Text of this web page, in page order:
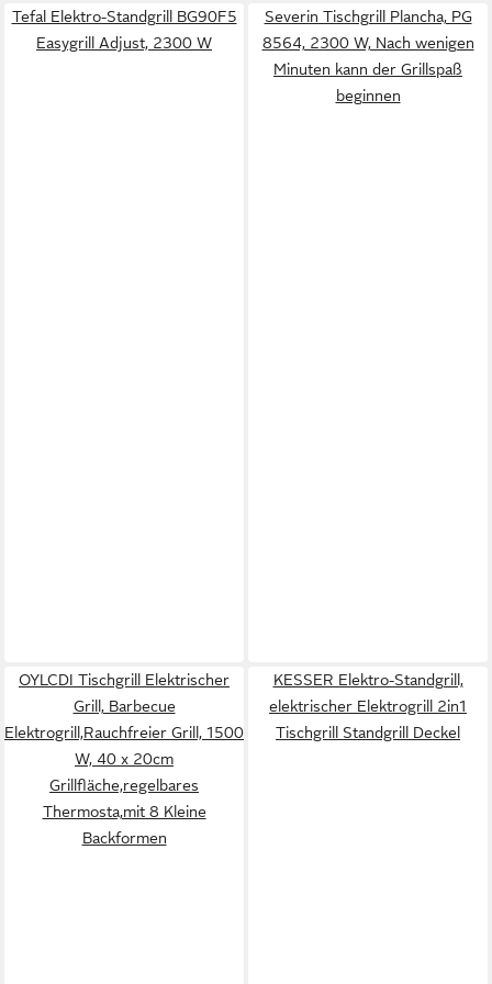
Tefal Elektro-Standgrill BG90F5
Easygrill Adjust, 2300 W
Severin Tischgrill Plancha, PG
8564, 2300 W, Nach wenigen
Minuten kann der Grillspaß
beginnen
OYLCDI Tischgrill Elektrischer
Grill, Barbecue
Elektrogrill,Rauchfreier Grill, 1500
W, 40 x 20cm
Grillfläche,regelbares
Thermosta,mit 8 Kleine
Backformen
KESSER Elektro-Standgrill,
elektrischer Elektrogrill 2in1
Tischgrill Standgrill Deckel